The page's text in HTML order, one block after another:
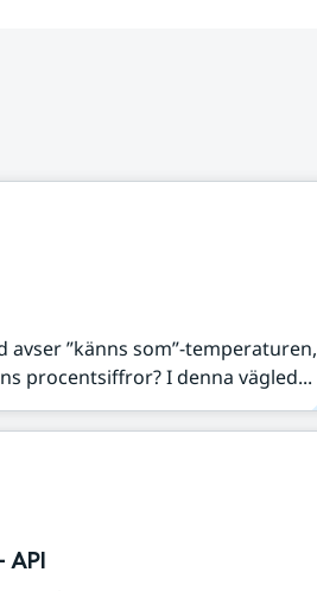
”känns som”-temperaturen,
procentsiffror? I denna vägled...
API